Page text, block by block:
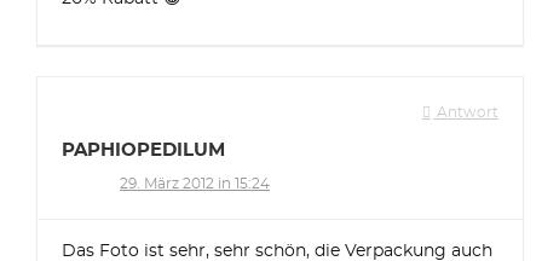
Antwort
PAPHIOPEDILUM
29. März 2012 in 15:24
Das Foto ist sehr, sehr schön, die Verpackung auch